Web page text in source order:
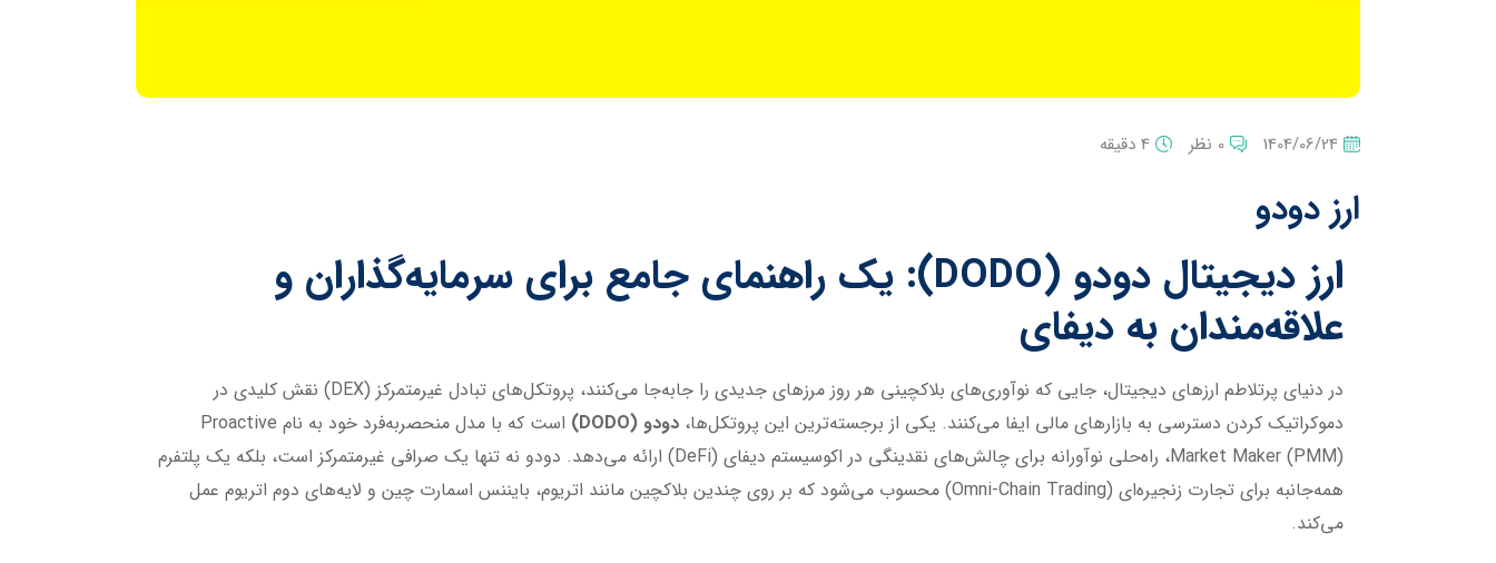
1404/06/24 0 نظر 4 دقیقه
ارز دودو
ارز دیجیتال دودو (DODO): یک راهنمای جامع برای سرمایه‌گذاران و
علاقه‌مندان به دیفای
در دنیای پرتلاطم ارزهای دیجیتال، جایی که نوآوری‌های بلاکچینی هر روز مرزهای جدیدی را جابه‌جا می‌کنند، پروتکل‌های تبادل غیرمتمرکز (DEX) نقش کلیدی در
دموکراتیک کردن دسترسی به بازارهای مالی ایفا می‌کنند. یکی از برجسته‌ترین این پروتکل‌ها، دودو (DODO
)
است که با مدل منحصربه‌فرد خود به نام Proactive
Market Maker (PMM)، راه‌حلی نوآورانه برای چالش‌های نقدینگی در اکوسیستم دیفای (DeFi) ارائه می‌دهد. دودو نه تنها یک صرافی غیرمتمرکز است، بلکه یک پلتفرم
همه‌جانبه برای تجارت زنجیره‌ای (Omni-Chain Trading) محسوب می‌شود که بر روی چندین بلاکچین مانند اتریوم، بایننس اسمارت چین و لایه‌های دوم اتریوم عمل
می‌کند.